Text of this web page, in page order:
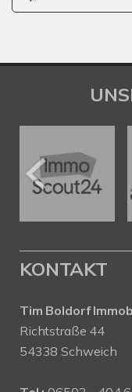
KONTAKT
Tim Boldorf
Richtstraße 44
54338 Schweich